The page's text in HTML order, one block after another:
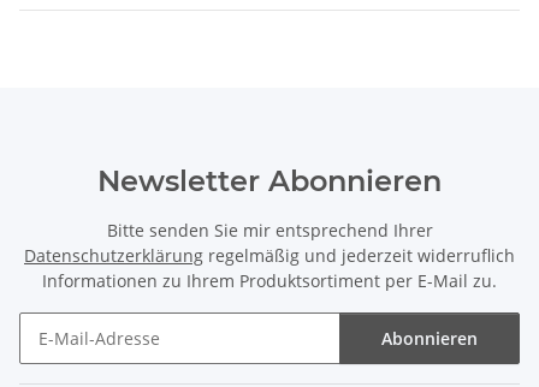
Newsletter Abonnieren
Bitte senden Sie mir entsprechend Ihrer
Datenschutzerklärung regelmäßig und jederzeit widerruflich
Informationen zu Ihrem Produktsortiment per E-Mail zu.
Abonnieren